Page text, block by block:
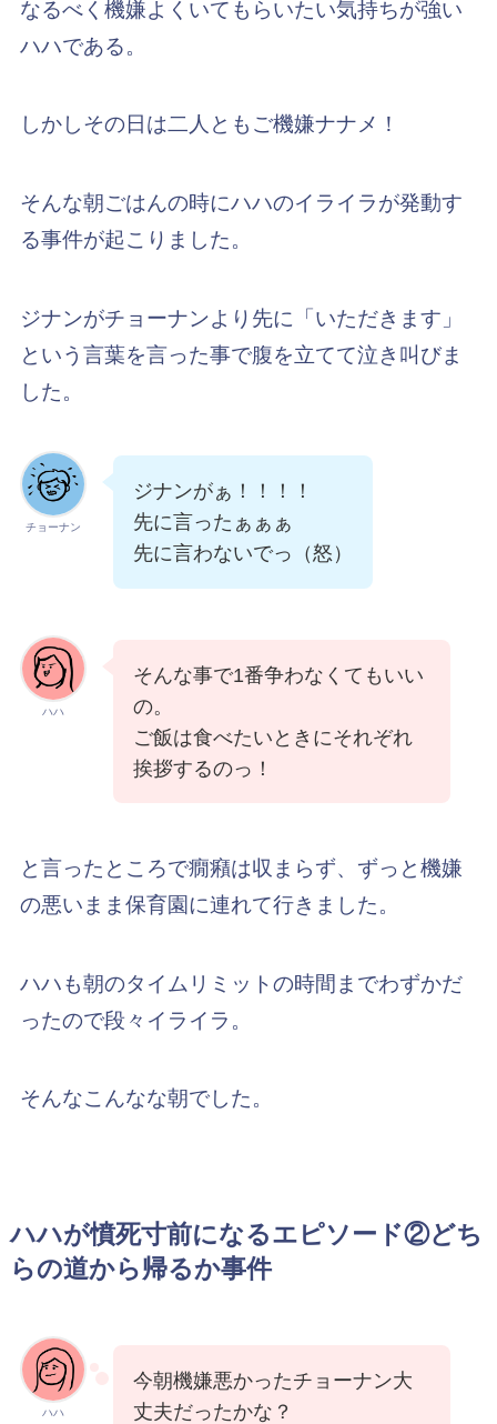
なるべく機嫌よくいてもらいたい気持ちが強い
ハハである。
しかしその日は二人ともご機嫌ナナメ！
そんな朝ごはんの時にハハのイライラが発動す
る事件が起こりました。
ジナンがチョーナンより先に「いただきます」
という言葉を言った事で腹を立てて泣き叫びま
した。
チョーナン
ジナンがぁ！！！！
先に言ったぁぁぁ
先に言わないでっ（怒）
ハハ
そんな事で1番争わなくてもいい
の。
ご飯は食べたいときにそれぞれ
挨拶するのっ！
と言ったところで癇癪は収まらず、ずっと機嫌
の悪いまま保育園に連れて行きました。
ハハも朝のタイムリミットの時間までわずかだ
ったので段々イライラ。
そんなこんなな朝でした。
ハハが憤死寸前になるエピソード②どち
らの道から帰るか事件
ハハ
今朝機嫌悪かったチョーナン大
丈夫だったかな？